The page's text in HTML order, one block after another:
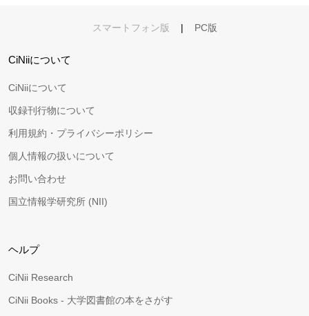
スマートフォン版 | PC版
CiNiiについて
CiNiiについて
収録刊行物について
利用規約・プライバシーポリシー
個人情報の扱いについて
お問い合わせ
国立情報学研究所 (NII)
ヘルプ
CiNii Research
CiNii Books - 大学図書館の本をさがす